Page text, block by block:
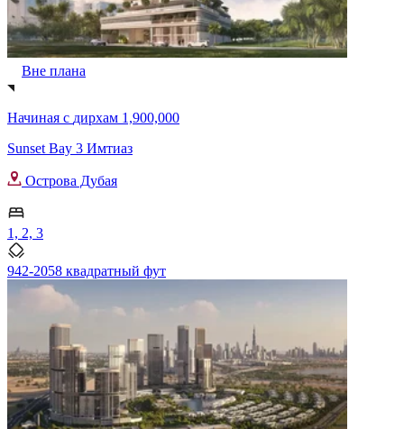
Вне плана
Начиная с дирхам 1,900,000
Sunset Bay 3 Имтиаз
Острова Дубая
1, 2, 3
942-2058 квадратный фут